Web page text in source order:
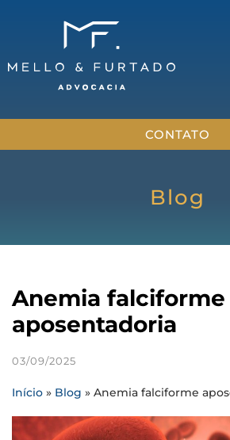
CONTATO
Blog
Anemia falciforme
aposentadoria
03/09/2025
Início » Blog » Anemia falciforme